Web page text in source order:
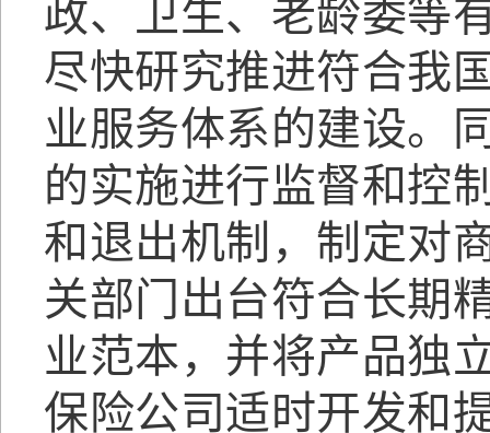
政、卫生、老龄委等
尽快研究推进符合我
业服务体系的建设。
的实施进行监督和控
和退出机制，制定对
关部门出台符合长期
业范本，并将产品独
保险公司适时开发和